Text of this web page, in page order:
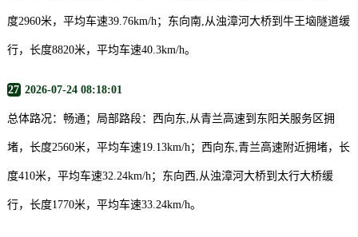
度2960米，平均车速39.76km/h；东向南,从浊漳河大桥到牛王垴隧道缓
行，长度8820米，平均车速40.3km/h。
27 2026-07-24 08:18:01
总体路况：畅通；局部路段：西向东,从青兰高速到东阳关服务区拥
堵，长度2560米，平均车速19.13km/h；西向东,青兰高速附近拥堵，长
度410米，平均车速32.24km/h；东向西,从浊漳河大桥到太行大桥缓
行，长度1770米，平均车速33.24km/h。